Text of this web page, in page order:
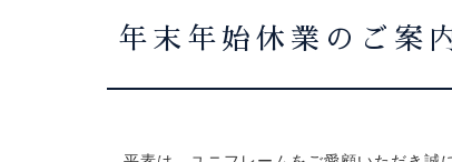
年末年始休業のご案